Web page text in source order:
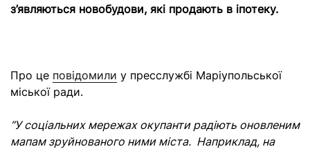
з’являються новобудови, які продають в іпотеку.
Про це повідомили у пресслужбі Маріупольської
міської ради.
“У соціальних мережах окупанти радіють оновленим
мапам зруйнованого ними міста. Наприклад, на